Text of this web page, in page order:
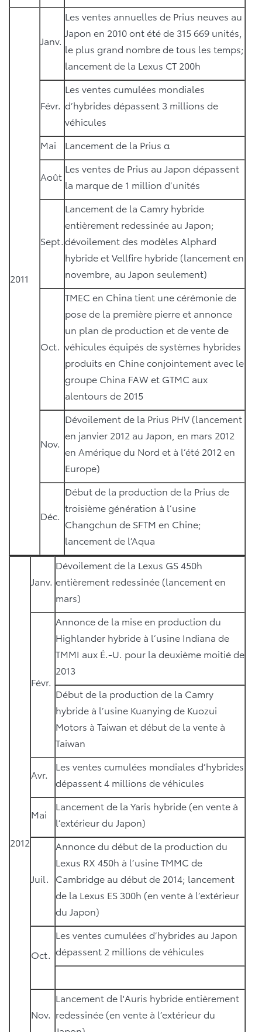
2011
Janv.
Les ventes annuelles de Prius neuves au
Japon en 2010 ont été de 315 669 unités,
le plus grand nombre de tous les temps;
lancement de la Lexus CT 200h
Févr.
Les ventes cumulées mondiales
d’hybrides dépassent 3 millions de
véhicules
Mai
Lancement de la Prius α
Août
Les ventes de Prius au Japon dépassent
la marque de 1 million d’unités
Sept.
Lancement de la Camry hybride
entièrement redessinée au Japon;
dévoilement des modèles Alphard
hybride et Vellfire hybride (lancement en
novembre, au Japon seulement)
Oct.
TMEC en China tient une cérémonie de
pose de la première pierre et annonce
un plan de production et de vente de
véhicules équipés de systèmes hybrides
produits en Chine conjointement avec le
groupe China FAW et GTMC aux
alentours de 2015
Nov.
Dévoilement de la Prius PHV (lancement
en janvier 2012 au Japon, en mars 2012
en Amérique du Nord et à l’été 2012 en
Europe)
Déc.
Début de la production de la Prius de
troisième génération à l’usine
Changchun de SFTM en Chine;
lancement de l’Aqua
2012
Janv.
Dévoilement de la Lexus GS 450h
entièrement redessinée (lancement en
mars)
Févr.
Annonce de la mise en production du
Highlander hybride à l’usine Indiana de
TMMI aux É.-U. pour la deuxième moitié de
2013
Début de la production de la Camry
hybride à l’usine Kuanying de Kuozui
Motors à Taiwan et début de la vente à
Taiwan
Avr.
Les ventes cumulées mondiales d’hybrides
dépassent 4 millions de véhicules
Mai
Lancement de la Yaris hybride (en vente à
l’extérieur du Japon)
Juil.
Annonce du début de la production du
Lexus RX 450h à l’usine TMMC de
Cambridge au début de 2014; lancement
de la Lexus ES 300h (en vente à l’extérieur
du Japon)
Oct.
Les ventes cumulées d’hybrides au Japon
dépassent 2 millions de véhicules
Nov.
Lancement de l'Auris hybride entièrement
redessinée (en vente à l’extérieur du